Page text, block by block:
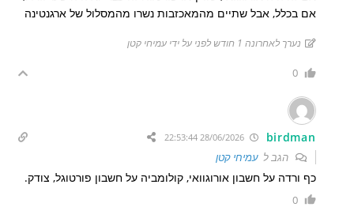
אם בכלל, אבל שתיים מהמאכזבות נשרו מהמסלול של ארגנטינה
נערך לאחרונה 1 חודש לפני על ידי עמיחי קטן
0
birdman
28/06/2026 22:53:44
הגב לעמיחי קטן
כף ורדה על חשבון אורוגוואי, קולומביה על חשבון פורטוגל, צודק.
0